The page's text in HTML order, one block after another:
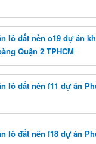
lô đất nền o19 dự án
Quận 2 TPHCM
lô đất nền f11 dự án
lô đất nền f18 dự án